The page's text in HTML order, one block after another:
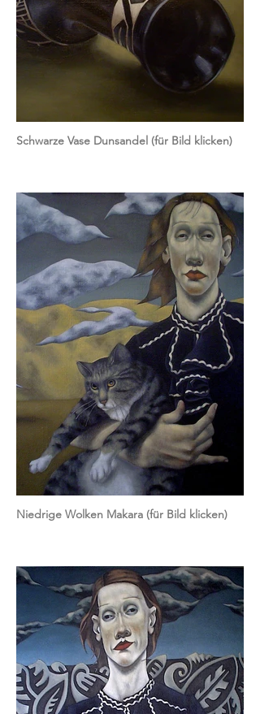
Schwarze Vase Dunsandel (für Bild klicken)
Niedrige Wolken Makara (für Bild klicken)